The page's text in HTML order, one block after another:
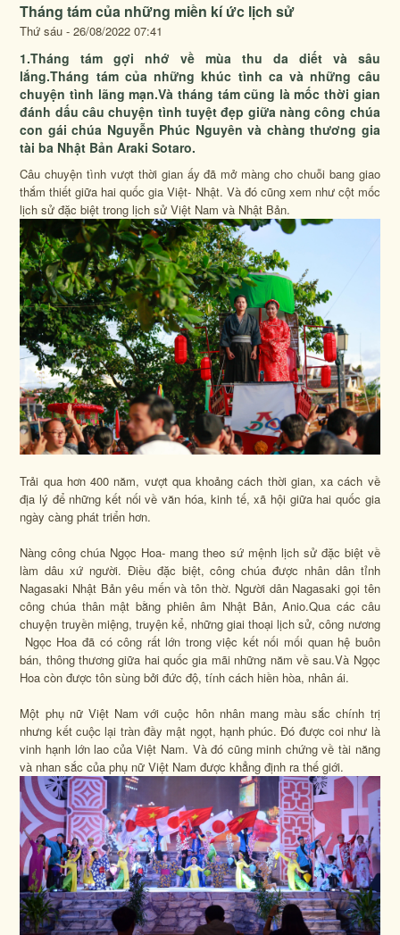
Tháng tám của những miền kí ức lịch sử
Thứ sáu - 26/08/2022 07:41
1.Tháng tám gợi nhớ về mùa thu da diết và sâu
lắng.Tháng tám của những khúc tình ca và những câu
chuyện tình lãng mạn.Và tháng tám cũng là mốc thời gian
đánh dấu câu chuyện tình tuyệt đẹp giữa nàng công chúa
con gái chúa Nguyễn Phúc Nguyên và chàng thương gia
tài ba Nhật Bản Araki Sotaro.
Câu chuyện tình vượt thời gian ấy đã mở màng cho chuỗi bang giao
thắm thiết giữa hai quốc gia Việt- Nhật. Và đó cũng xem như cột mốc
lịch sử đặc biệt trong lịch sử Việt Nam và Nhật Bản.
Trải qua hơn 400 năm, vượt qua khoảng cách thời gian, xa cách về
địa lý để những kết nối về văn hóa, kinh tế, xã hội giữa hai quốc gia
ngày càng phát triển hơn.
Nàng công chúa Ngọc Hoa- mang theo sứ mệnh lịch sử đặc biệt về
làm dâu xứ người. Điều đặc biệt, công chúa được nhân dân tỉnh
Nagasaki Nhật Bản yêu mến và tôn thờ. Người dân Nagasaki gọi tên
công chúa thân mật bằng phiên âm Nhật Bản, Anio.Qua các câu
chuyện truyền miệng, truyện kể, những giai thoại lịch sử, công nương
Ngọc Hoa đã có công rất lớn trong việc kết nối mối quan hệ buôn
bán, thông thương giữa hai quốc gia mãi những năm về sau.Và Ngọc
Hoa còn được tôn sùng bởi đức độ, tính cách hiền hòa, nhân ái.
Một phụ nữ Việt Nam với cuộc hôn nhân mang màu sắc chính trị
nhưng kết cuộc lại tràn đầy mật ngọt, hạnh phúc. Đó được coi như là
vinh hạnh lớn lao của Việt Nam. Và đó cũng minh chứng về tài năng
và nhan sắc của phụ nữ Việt Nam được khẳng định ra thế giới.